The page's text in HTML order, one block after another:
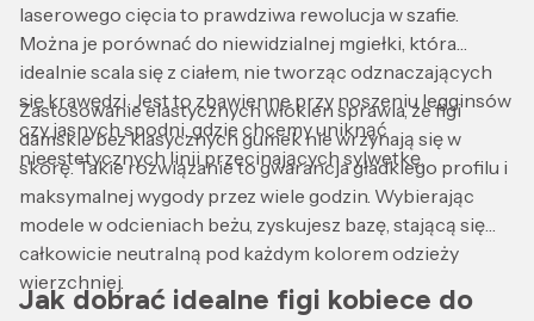
laserowego cięcia to prawdziwa rewolucja w szafie.
Można je porównać do niewidzialnej mgiełki, która
idealnie scala się z ciałem, nie tworząc odznaczających
się krawędzi. Jest to zbawienne przy noszeniu legginsów
czy jasnych spodni, gdzie chcemy uniknąć
nieestetycznych linii przecinających sylwetkę.
Zastosowanie elastycznych włókien sprawia, że figi
damskie bez klasycznych gumek nie wrzynają się w
skórę. Takie rozwiązanie to gwarancja gładkiego profilu i
maksymalnej wygody przez wiele godzin. Wybierając
modele w odcieniach beżu, zyskujesz bazę, stającą się
całkowicie neutralną pod każdym kolorem odzieży
wierzchniej.
Jak dobrać idealne figi kobiece do